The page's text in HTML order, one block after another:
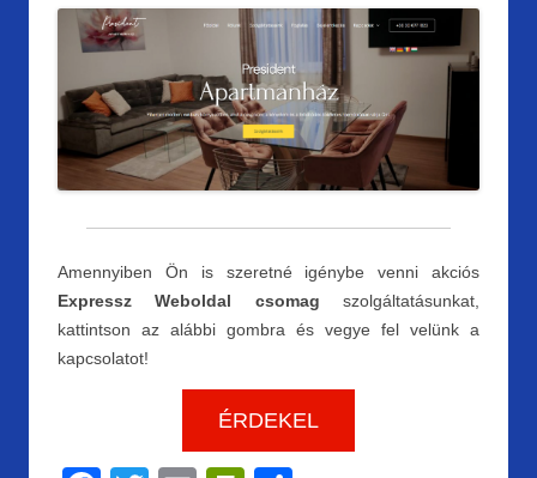
Amennyiben Ön is szeretné igénybe venni akciós
Expressz Weboldal csomag szolgáltatásunkat,
kattintson az alábbi gombra és vegye fel velünk a
kapcsolatot!
ÉRDEKEL